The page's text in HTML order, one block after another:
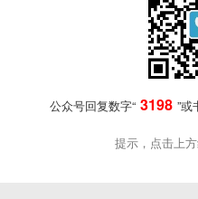
公众号回复数字“ 3198 ”或
提示，点击上